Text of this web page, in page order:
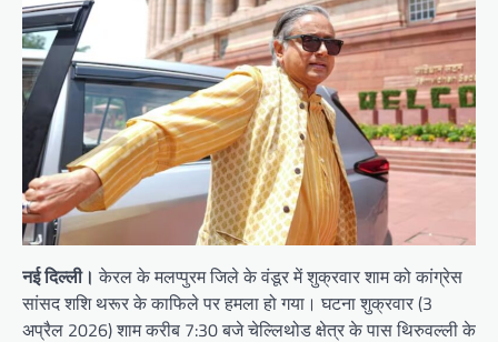
नई दिल्ली। केरल के मलप्पुरम जिले के वंडूर में शुक्रवार शाम को कांग्रेस
सांसद शशि थरूर के काफिले पर हमला हो गया। घटना शुक्रवार (3
अप्रैल 2026) शाम करीब 7:30 बजे चेल्लिथोड क्षेत्र के पास थिरुवल्ली के